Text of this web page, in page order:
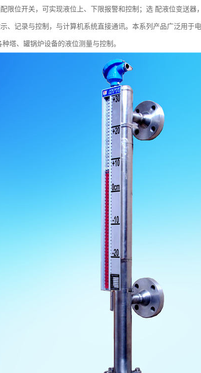
限位开关，可实现液位上、下限报警和控制；选 配液位变送器
、记录与控制，与计算机系统直接通讯。本系列产品广泛用于
塔、罐锅炉设备的液位测量与控制。